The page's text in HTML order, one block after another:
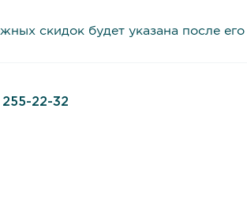
скидок будет указана после
22-32